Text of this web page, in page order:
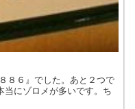
８６』でした。あと２つで
当にゾロメが多いです。ち